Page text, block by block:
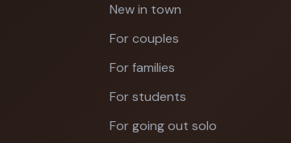
New in town
For couples
For families
For students
For going out solo